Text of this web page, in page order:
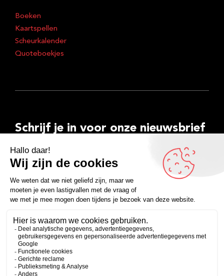
Boeken
Kaartspellen
Scheurkalender
Quoteboekjes
Schrijf je in voor onze nieuwsbrief
E-
mailadres
Inschrijven
FacebookInstagramLinkedInYouTubeSpotify